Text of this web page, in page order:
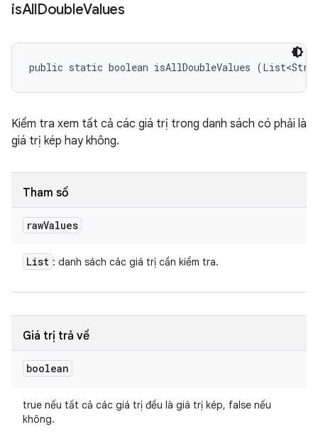
isAllDoubleValues
public static boolean isAllDoubleValues
Kiểm tra xem tất cả các giá trị trong danh sách có phải là
giá trị kép hay không.
Tham số
rawValues
List : danh sách các giá trị cần kiểm tra.
Giá trị trả về
boolean
true nếu tất cả các giá trị đều là giá trị kép, false nếu
không.